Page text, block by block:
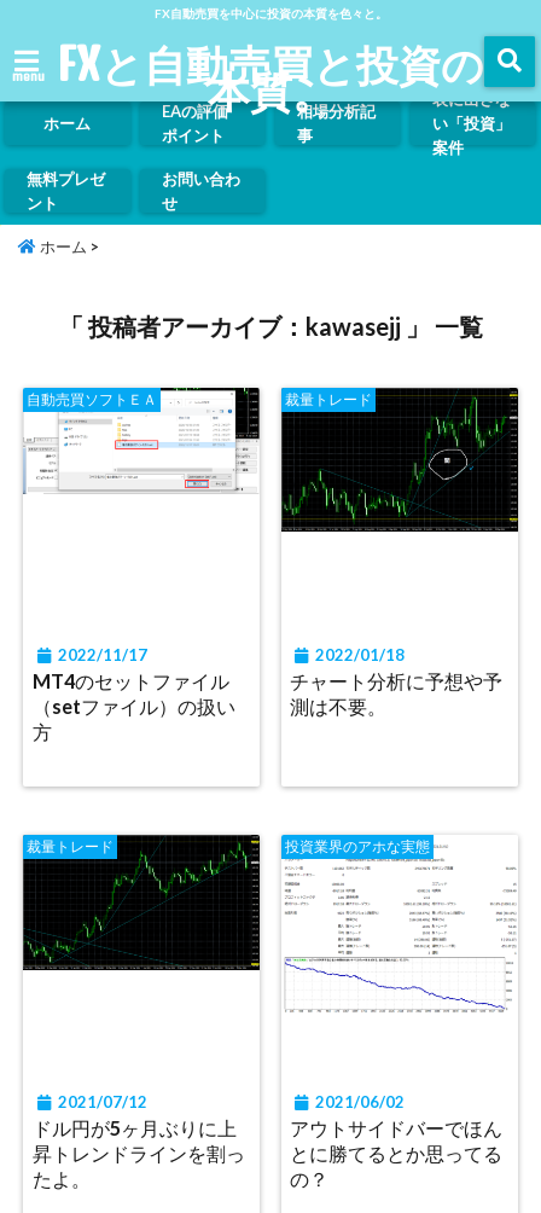
FX自動売買を中心に投資の本質を色々と。
menu FXと自動売買と投資の
本質。
ホーム
EAの評価
ポイント
相場分析記
事
表に出さな
い「投資」
案件
無料プレゼ
ント
お問い合わ
せ
ホーム >
「 投稿者アーカイブ：kawasejj 」 一覧
自動売買ソフトＥＡ
2022/11/17
MT4のセットファイル
（setファイル）の扱い
方
裁量トレード
2022/01/18
チャート分析に予想や予
測は不要。
裁量トレード
2021/07/12
ドル円が5ヶ月ぶりに上
昇トレンドラインを割っ
たよ。
投資業界のアホな実態
2021/06/02
アウトサイドバーでほん
とに勝てるとか思ってる
の？